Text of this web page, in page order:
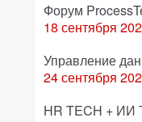
Форум
18 сентября
Управление
24 сентября
HR TECH +